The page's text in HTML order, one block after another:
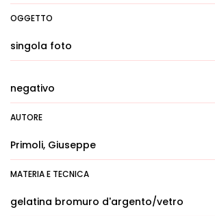
OGGETTO
singola foto
negativo
AUTORE
Primoli, Giuseppe
MATERIA E TECNICA
gelatina bromuro d'argento/vetro